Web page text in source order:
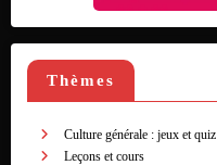
Thèmes
Culture générale : jeux et quiz
Leçons et cours